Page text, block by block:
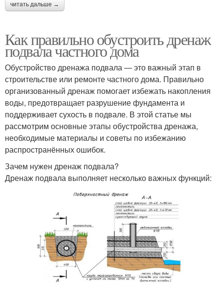
читать дальше →
Как правильно обустроить дренаж
подвала частного дома
Обустройство дренажа подвала — это важный этап в
строительстве или ремонте частного дома. Правильно
организованный дренаж помогает избежать накопления
воды, предотвращает разрушение фундамента и
поддерживает сухость в подвале. В этой статье мы
рассмотрим основные этапы обустройства дренажа,
необходимые материалы и советы по избежанию
распространённых ошибок.
Зачем нужен дренаж подвала?
Дренаж подвала выполняет несколько важных функций: